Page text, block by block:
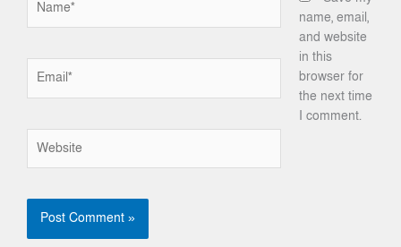
name, email,
and website
in this
browser for
the next time
I comment.